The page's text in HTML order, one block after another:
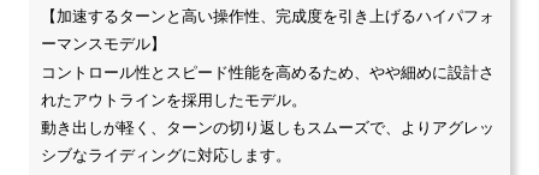
【加速するターンと高い操作性、完成度を引き上げるハイパフォ
ーマンスモデル】
コントロール性とスピード性能を高めるため、やや細めに設計さ
れたアウトラインを採用したモデル。
動き出しが軽く、ターンの切り返しもスムーズで、よりアグレッ
シブなライディングに対応します。